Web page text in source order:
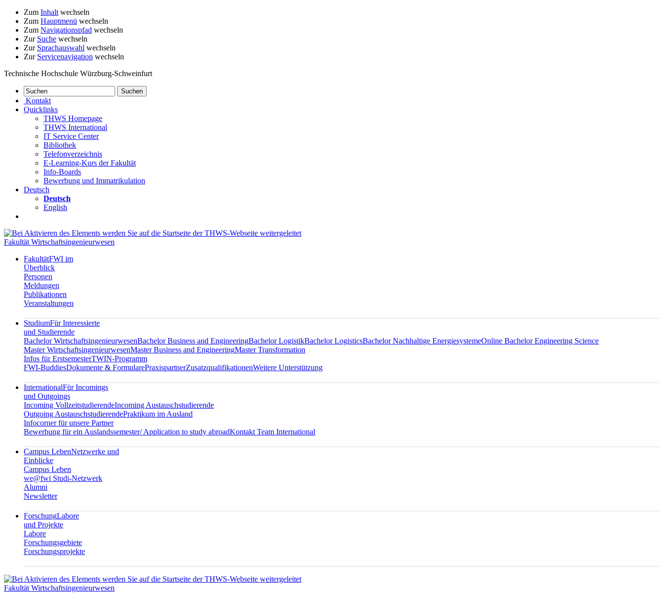
Zum Inhalt wechseln
Zum Hauptmenü wechseln
Zum Navigationspfad wechseln
Zur Suche wechseln
Zur Sprachauswahl wechseln
Zur Servicenavigation wechseln
Technische Hochschule Würzburg-Schweinfurt
Kontakt
Quicklinks
THWS Homepage
THWS International
IT Service Center
Bibliothek
Telefonverzeichnis
E-Learning-Kurs der Fakultät
Info-Boards
Bewerbung und Immatrikulation
Deutsch
Deutsch
English
Fakultät Wirtschaftsingenieurwesen
FakultätFWI im
Überblick
Personen
Meldungen
Publikationen
Veranstaltungen
StudiumFür Interessierte
und Studierende
Bachelor WirtschaftsingenieurwesenBachelor Business and EngineeringBachelor LogistikBachelor LogisticsBachelor Nachhaltige EnergiesystemeOnline Bachelor Engineering Science
Master WirtschaftsingenieurwesenMaster Business and EngineeringMaster Transformation
Infos für ErstsemesterTWIN-Programm
FWI-BuddiesDokumente & FormularePraxispartnerZusatzqualifikationenWeitere Unterstützung
InternationalFür Incomings
und Outgoings
Incoming VollzeitstudierendeIncoming Austauschstudierende
Outgoing AustauschstudierendePraktikum im Ausland
Infocorner für unsere Partner
Bewerbung für ein Auslandssemester/ Application to study abroadKontakt Team International
Campus LebenNetzwerke und
Einblicke
Campus Leben
we@fwi Studi-Netzwerk
Alumni
Newsletter
ForschungLabore
und Projekte
Labore
Forschungsgebiete
Forschungsprojekte
Fakultät Wirtschaftsingenieurwesen